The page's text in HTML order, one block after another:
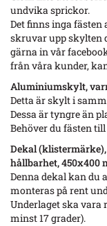
undvika sprickor.
Det finns inga
skruvar upp skylten
gärna in vår
från våra kunder,
Aluminiumskylt,
Detta är skylt i
Dessa är tyngre än
Behöver du fästen
Dekal
hållbarhet, 450x400
Denna dekal kan du
monteras på rent
Underlaget ska vara
minst 17 grader).